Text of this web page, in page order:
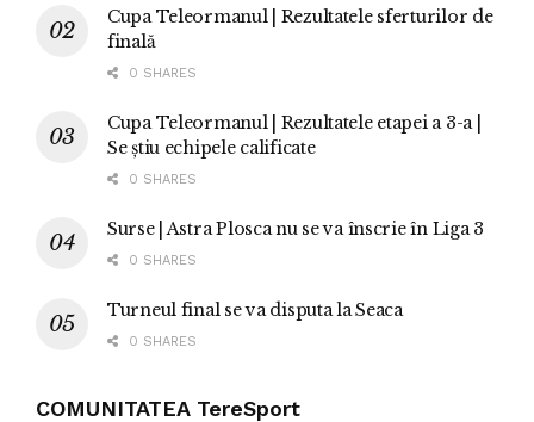
Cupa Teleormanul | Rezultatele sferturilor de
finală
0 SHARES
Cupa Teleormanul | Rezultatele etapei a 3-a |
Se știu echipele calificate
0 SHARES
Surse | Astra Plosca nu se va înscrie în Liga 3
0 SHARES
Turneul final se va disputa la Seaca
0 SHARES
COMUNITATEA TereSport